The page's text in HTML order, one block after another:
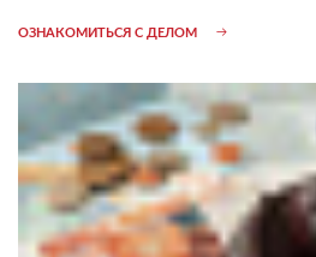
ОЗНАКОМИТЬСЯ С ДЕЛОМ